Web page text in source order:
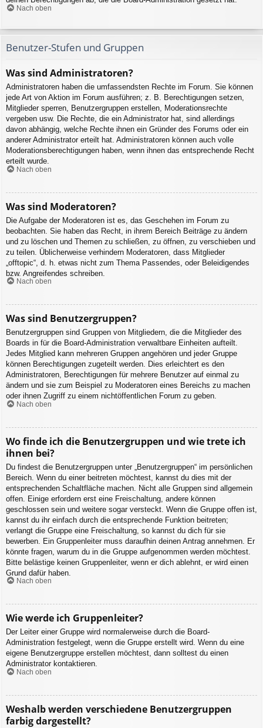
Nach oben
Benutzer-Stufen und Gruppen
Was sind Administratoren?
Administratoren haben die umfassendsten Rechte im Forum. Sie können
jede Art von Aktion im Forum ausführen; z. B. Berechtigungen setzen,
Mitglieder sperren, Benutzergruppen erstellen, Moderationsrechte
vergeben usw. Die Rechte, die ein Administrator hat, sind allerdings
davon abhängig, welche Rechte ihnen ein Gründer des Forums oder ein
anderer Administrator erteilt hat. Administratoren können auch volle
Moderationsberechtigungen haben, wenn ihnen das entsprechende Recht
erteilt wurde.
Nach oben
Was sind Moderatoren?
Die Aufgabe der Moderatoren ist es, das Geschehen im Forum zu
beobachten. Sie haben das Recht, in ihrem Bereich Beiträge zu ändern
und zu löschen und Themen zu schließen, zu öffnen, zu verschieben und
zu teilen. Üblicherweise verhindern Moderatoren, dass Mitglieder
„offtopic“, d. h. etwas nicht zum Thema Passendes, oder Beleidigendes
bzw. Angreifendes schreiben.
Nach oben
Was sind Benutzergruppen?
Benutzergruppen sind Gruppen von Mitgliedern, die die Mitglieder des
Boards in für die Board-Administration verwaltbare Einheiten aufteilt.
Jedes Mitglied kann mehreren Gruppen angehören und jeder Gruppe
können Berechtigungen zugeteilt werden. Dies erleichtert es den
Administratoren, Berechtigungen für mehrere Benutzer auf einmal zu
ändern und sie zum Beispiel zu Moderatoren eines Bereichs zu machen
oder ihnen Zugriff zu einem nichtöffentlichen Forum zu geben.
Nach oben
Wo finde ich die Benutzergruppen und wie trete ich
ihnen bei?
Du findest die Benutzergruppen unter „Benutzergruppen“ im persönlichen
Bereich. Wenn du einer beitreten möchtest, kannst du dies mit der
entsprechenden Schaltfläche machen. Nicht alle Gruppen sind allgemein
offen. Einige erfordern erst eine Freischaltung, andere können
geschlossen sein und weitere sogar versteckt. Wenn die Gruppe offen ist,
kannst du ihr einfach durch die entsprechende Funktion beitreten;
verlangt die Gruppe eine Freischaltung, so kannst du dich für sie
bewerben. Ein Gruppenleiter muss daraufhin deinen Antrag annehmen. Er
könnte fragen, warum du in die Gruppe aufgenommen werden möchtest.
Bitte belästige keinen Gruppenleiter, wenn er dich ablehnt, er wird einen
Grund dafür haben.
Nach oben
Wie werde ich Gruppenleiter?
Der Leiter einer Gruppe wird normalerweise durch die Board-
Administration festgelegt, wenn die Gruppe erstellt wird. Wenn du eine
eigene Benutzergruppe erstellen möchtest, dann solltest du einen
Administrator kontaktieren.
Nach oben
Weshalb werden verschiedene Benutzergruppen
farbig dargestellt?